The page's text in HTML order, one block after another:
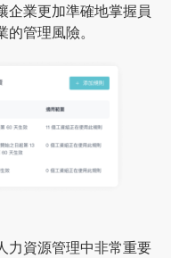
企業更加準確地掌握員
管理風險。
力資源管理中非常重要